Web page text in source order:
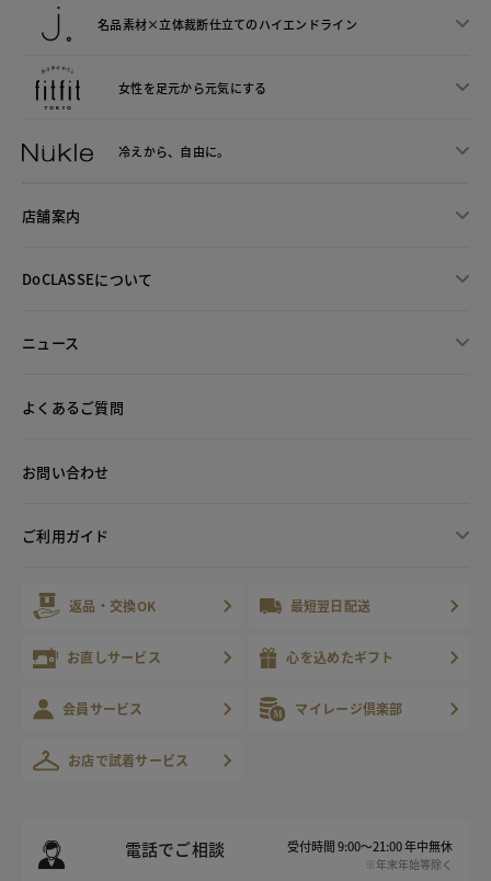
名品素材×立体裁断仕立てのハイエンドライン
女性を足元から元気にする
冷えから、 自由に。
店舗案内
DoCLASSEについて
ニュース
よくあるご質問
お問い合わせ
ご利用ガイド
返品・交換OK 最短翌日配送
お直しサービス 心を込めたギフト
会員サービス マイレージ倶楽部
お店で試着サービス
電話でご相談 受付時間 9:00～21:00 年中無休
※年末年始等除く